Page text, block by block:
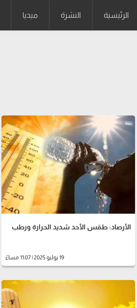
الرئيسية النشرة ميديا
الأرصاد: طقس الأحد شديد الحرارة ورطب
19 يوليو 2025 | 11:07 مساءً